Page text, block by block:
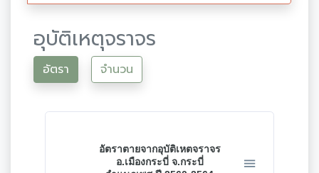
อุบัติเหตุจราจร
อัตรา จำนวน